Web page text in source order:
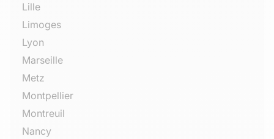
Lille
Limoges
Lyon
Marseille
Metz
Montpellier
Montreuil
Nancy